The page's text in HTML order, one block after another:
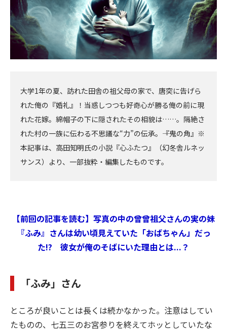
大学1年の夏、訪れた田舎の祖父母の家で、唐突に告げら
れた俺の『婚礼』！当惑しつつも好奇心が勝る俺の前に現
れた花嫁。綿帽子の下に隠されたその相貌は……。隔絶さ
れた村の一族に伝わる不思議な“力”の伝承。――『鬼の角』※
本記事は、高田知明氏の小説『心ふたつ』（幻冬舎ルネッ
サンス）より、一部抜粋・編集したものです。
【前回の記事を読む】写真の中の曾曾祖父さんの実の妹
『ふみ』さんは幼い頃見えていた「おばちゃん」だっ
た!? 彼女が俺のそばにいた理由とは...？
「ふみ」さん
ところが良いことは長くは続かなかった。注意はしてい
たものの、七五三のお宮参りを終えてホッとしていたな